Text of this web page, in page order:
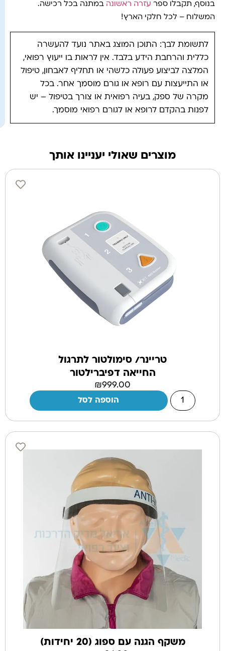
בנוסף, תקבלו ספר עזרה ראשונה במתנה בכל רכישה.
המשלוח – לכל חלקי הארץ!
לתשומת לבך: התוכן המוצג באתר נועד להעשרה
כללית והרחבת הידע בלבד. אין לראות בו ייעוץ רפואי,
המלצה לביצוע פעולה כלשהי או תחליף לאבחון, טיפול
או התייעצות עם רופא או גורם מוסמך אחר. בכל
מקרה של ספק, בעיה רפואית או צורך בטיפול – יש
לפנות בהקדם לרופא או לגורם רפואי מוסמך.
מוצרים שאולי יעניינו אותך
טריינר/ סימולטור לתרגול
החייאה דפיברילטור
₪999.00
הוספה לסל
משקף הגנה עם ספוג (20 יחידות)